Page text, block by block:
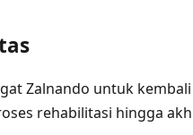
Zalnando untuk kembali
rehabilitasi hingga